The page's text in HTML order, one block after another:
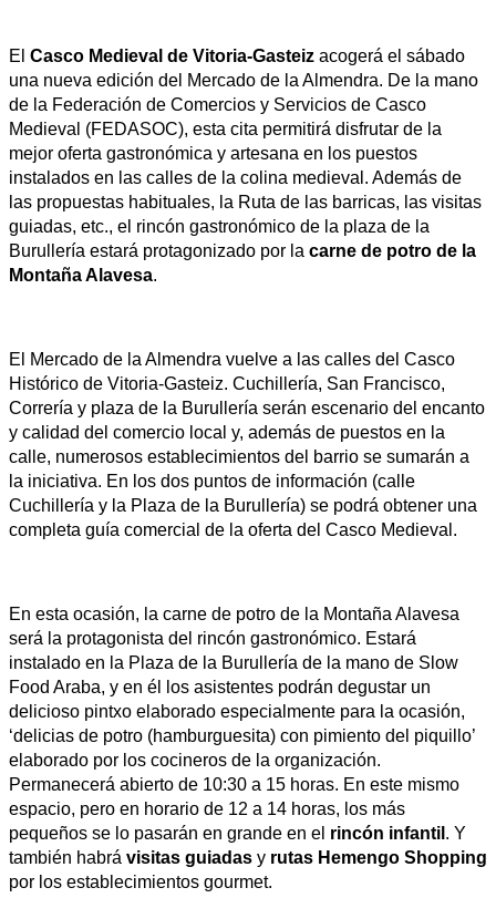
El Casco Medieval de Vitoria-Gasteiz acogerá el sábado
una nueva edición del Mercado de la Almendra. De la mano
de la Federación de Comercios y Servicios de Casco
Medieval (FEDASOC), esta cita permitirá disfrutar de la
mejor oferta gastronómica y artesana en los puestos
instalados en las calles de la colina medieval. Además de
las propuestas habituales, la Ruta de las barricas, las visitas
guiadas, etc., el rincón gastronómico de la plaza de la
Burullería estará protagonizado por la carne de potro de la
Montaña Alavesa.
El Mercado de la Almendra vuelve a las calles del Casco
Histórico de Vitoria-Gasteiz. Cuchillería, San Francisco,
Correría y plaza de la Burullería serán escenario del encanto
y calidad del comercio local y, además de puestos en la
calle, numerosos establecimientos del barrio se sumarán a
la iniciativa. En los dos puntos de información (calle
Cuchillería y la Plaza de la Burullería) se podrá obtener una
completa guía comercial de la oferta del Casco Medieval.
En esta ocasión, la carne de potro de la Montaña Alavesa
será la protagonista del rincón gastronómico. Estará
instalado en la Plaza de la Burullería de la mano de Slow
Food Araba, y en él los asistentes podrán degustar un
delicioso pintxo elaborado especialmente para la ocasión,
‘delicias de potro (hamburguesita) con pimiento del piquillo’
elaborado por los cocineros de la organización.
Permanecerá abierto de 10:30 a 15 horas. En este mismo
espacio, pero en horario de 12 a 14 horas, los más
pequeños se lo pasarán en grande en el rincón infantil . Y
también habrá visitas guiadas y rutas Hemengo Shopping
por los establecimientos gourmet.